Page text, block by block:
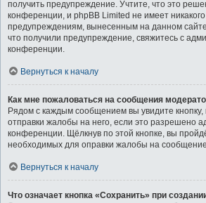
получить предупреждение. Учтите, что это
конференции, и phpBB Limited не имеет
предупреждениям, вынесенным на данном
что получили предупреждение, свяжитесь с
конференции.
Вернуться к началу
Как мне пожаловаться на сообщения
Рядом с каждым сообщением вы увидите
отправки жалобы на него, если это разрешено
конференции. Щёлкнув по этой кнопке, вы
необходимых для оправки жалобы на
Вернуться к началу
Что означает кнопка «Сохранить» при